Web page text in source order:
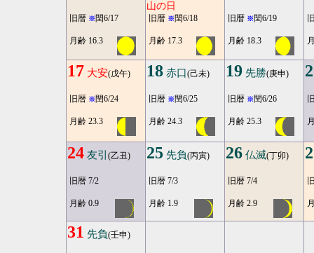
旧暦 ※閏6/17
月齢 16.3
山の日
旧暦 ※閏6/18
月齢 17.3
旧暦 ※閏6/19
月齢 18.3
17 大安(戊午)
旧暦 ※閏6/24
月齢 23.3
18 赤口(己未)
旧暦 ※閏6/25
月齢 24.3
19 先勝(庚申)
旧暦 ※閏6/26
月齢 25.3
24 友引 (乙丑)
旧暦 7/2
月齢 0.9
25 先負(丙寅)
旧暦 7/3
月齢 1.9
26 仏滅(丁卯)
旧暦 7/4
月齢 2.9
31 先負(壬申)